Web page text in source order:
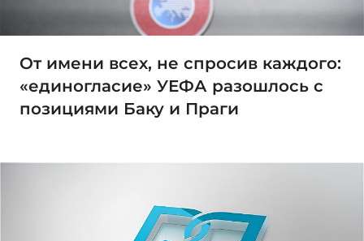
От имени всех, не спросив каждого:
«единогласие» УЕФА разошлось с
позициями Баку и Праги